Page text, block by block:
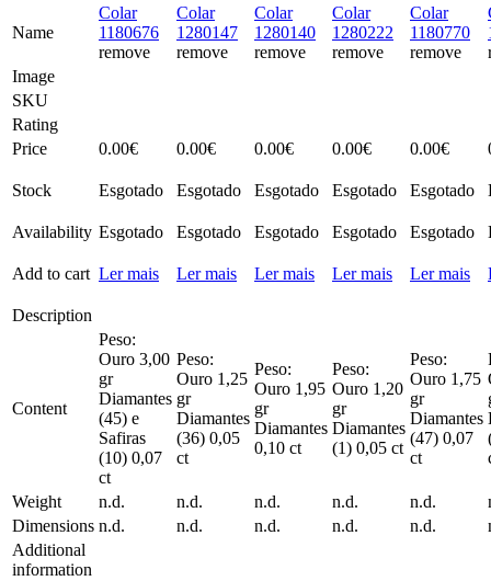
Name
Colar
1180676
remove
Colar
1280147
remove
Colar
1280140
remove
Colar
1280222
remove
Colar
1180770
remove
Image
SKU
Rating
Price
0.00€ 0.00€ 0.00€ 0.00€ 0.00€
Stock Esgotado Esgotado Esgotado Esgotado Esgotado
Availability Esgotado Esgotado Esgotado Esgotado Esgotado
Add to cart Ler mais Ler mais Ler mais Ler mais Ler mais
Description
Content
Peso:
Ouro 3,00
gr
Diamantes
(45) e
Safiras
(10) 0,07
ct
Peso:
Ouro 1,25
gr
Diamantes
(36) 0,05
ct
Peso:
Ouro 1,95
gr
Diamantes
0,10 ct
Peso:
Ouro 1,20
gr
Diamantes
(1) 0,05 ct
Peso:
Ouro 1,75
gr
Diamantes
(47) 0,07
ct
Weight n.d. n.d. n.d. n.d. n.d.
Dimensions n.d. n.d. n.d. n.d. n.d.
Additional
information